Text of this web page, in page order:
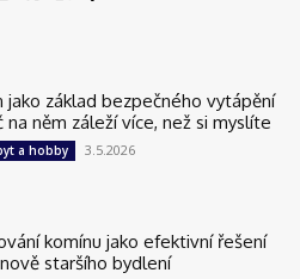
jako základ bezpečného vytápění
na něm záleží více, než si myslíte
a hobby 3.5.2026
komínu jako efektivní řešení
staršího bydlení